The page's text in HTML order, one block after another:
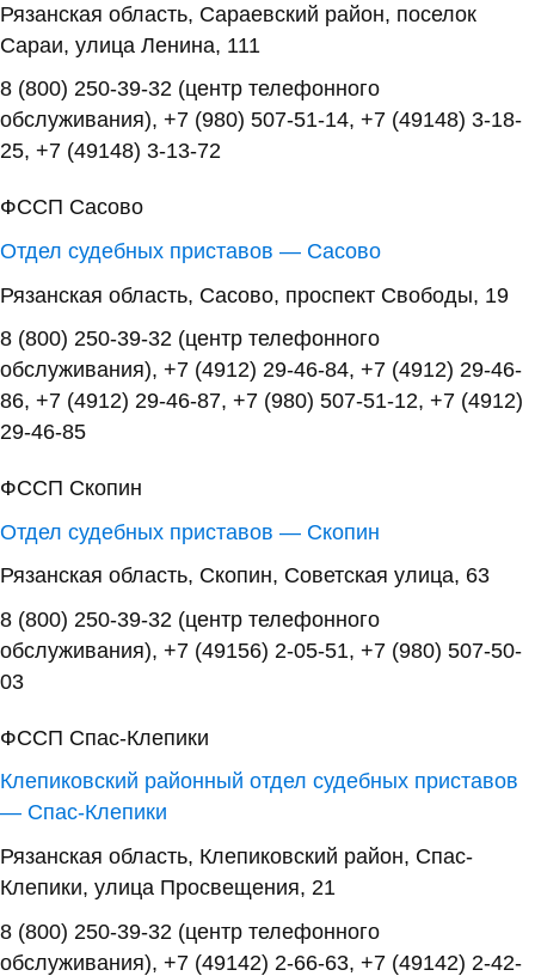
Рязанская область, Сараевский район, поселок
Сараи, улица Ленина, 111
8 (800) 250-39-32 (центр телефонного
обслуживания), +7 (980) 507-51-14, +7 (49148) 3-18-
25, +7 (49148) 3-13-72
ФССП Сасово
Отдел судебных приставов — Сасово
Рязанская область, Сасово, проспект Свободы, 19
8 (800) 250-39-32 (центр телефонного
обслуживания), +7 (4912) 29-46-84, +7 (4912) 29-46-
86, +7 (4912) 29-46-87, +7 (980) 507-51-12, +7 (4912)
29-46-85
ФССП Скопин
Отдел судебных приставов — Скопин
Рязанская область, Скопин, Советская улица, 63
8 (800) 250-39-32 (центр телефонного
обслуживания), +7 (49156) 2-05-51, +7 (980) 507-50-
03
ФССП Спас-Клепики
Клепиковский районный отдел судебных приставов
— Спас-Клепики
Рязанская область, Клепиковский район, Спас-
Клепики, улица Просвещения, 21
8 (800) 250-39-32 (центр телефонного
обслуживания), +7 (49142) 2-66-63, +7 (49142) 2-42-